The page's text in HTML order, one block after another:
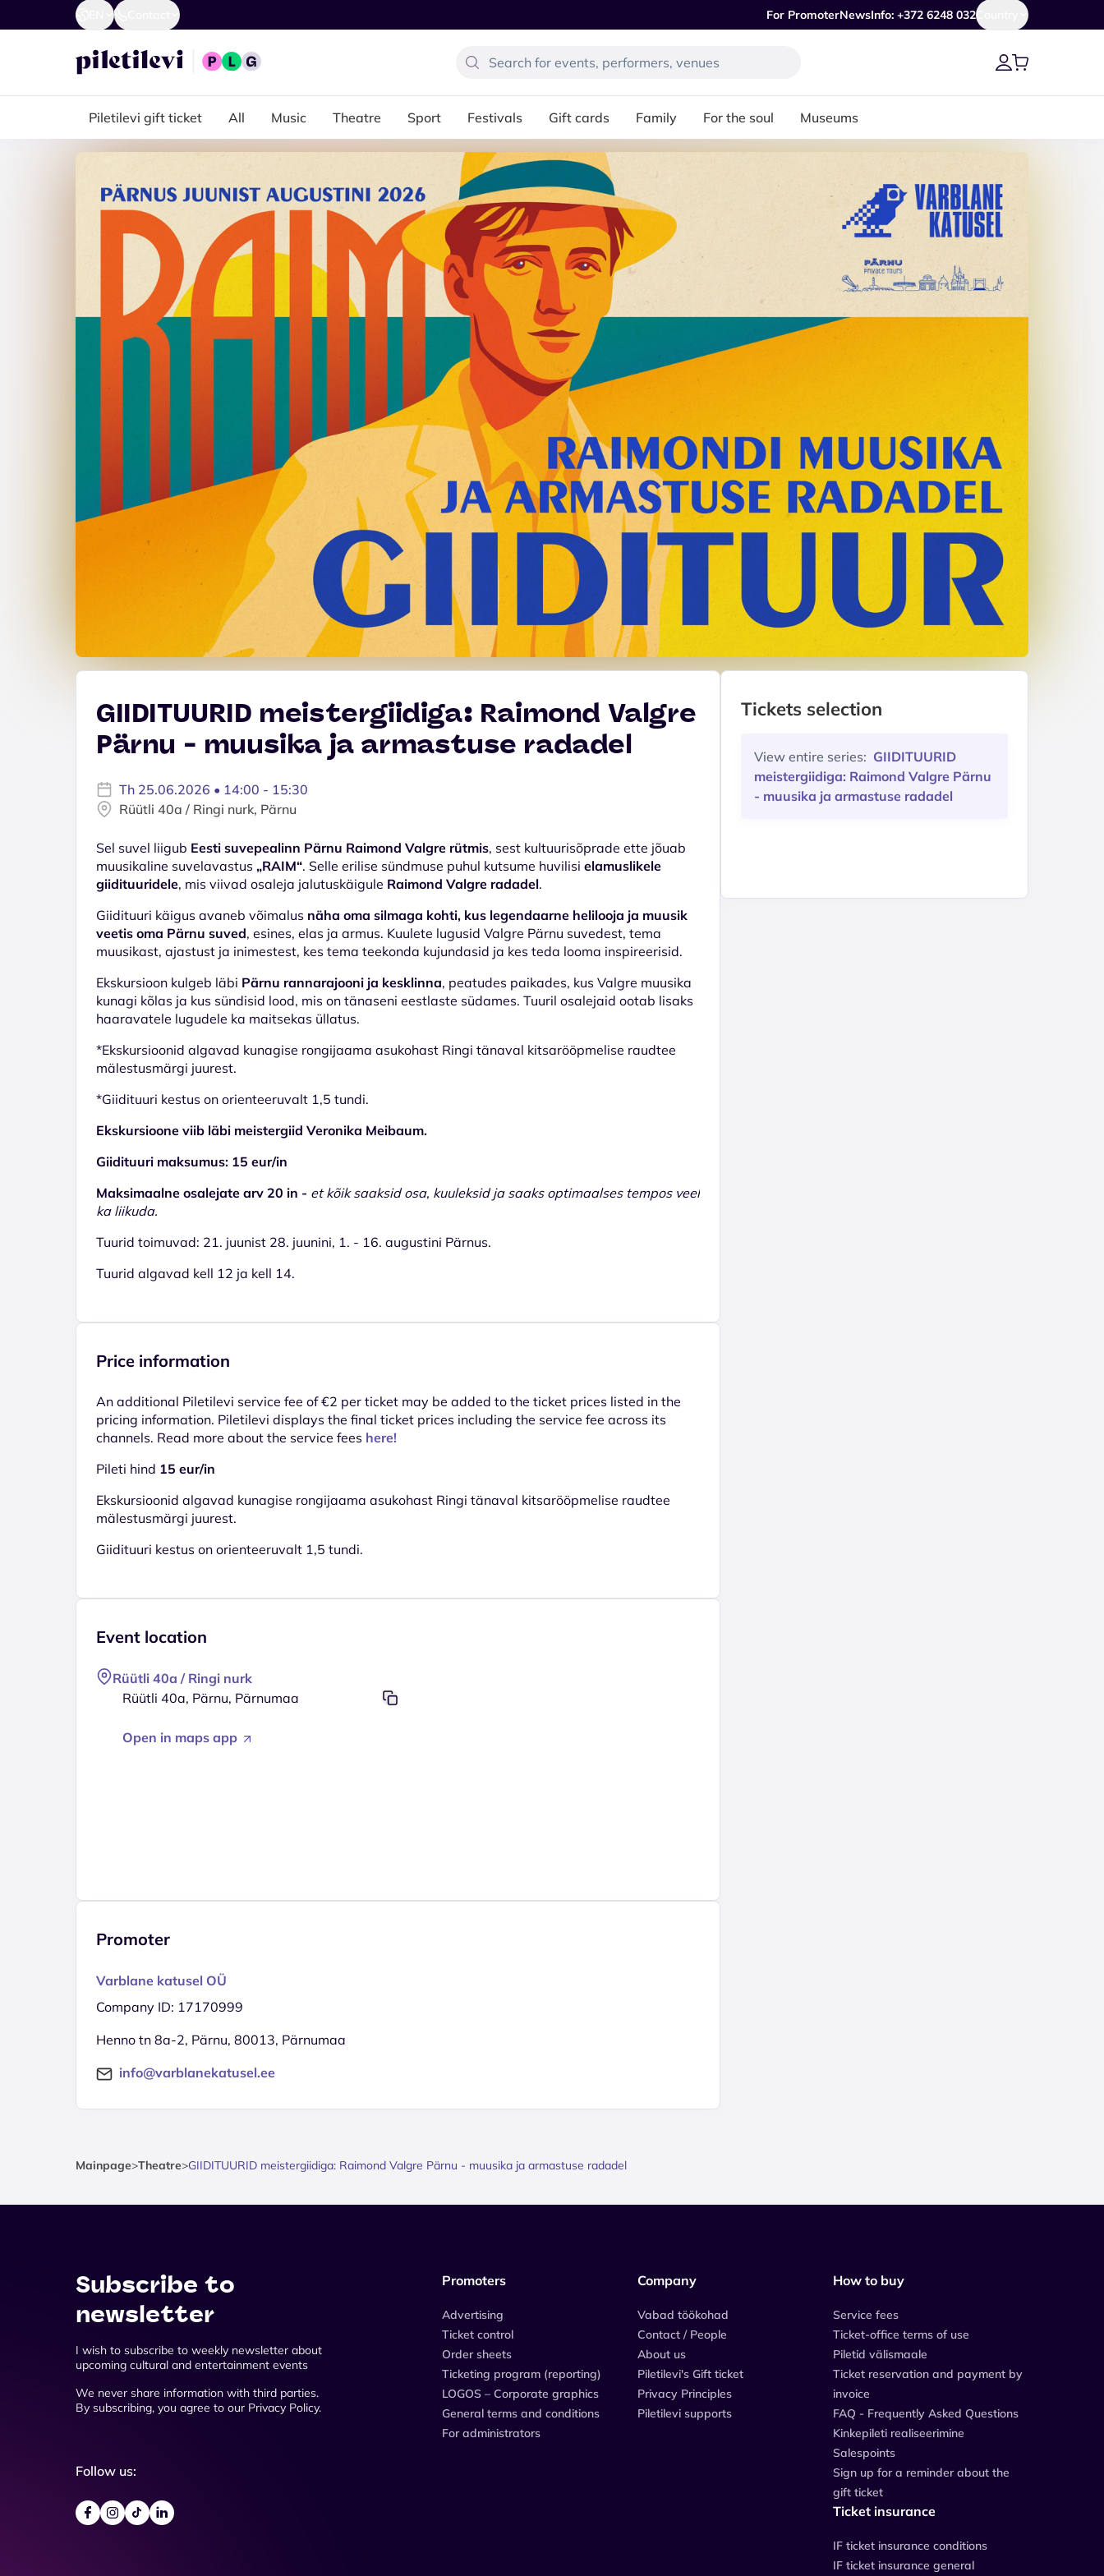
For PromoterNewsInfo: +372 6248 032Country
Piletilevi gift ticket All Music Theatre Sport Festivals Gift cards Family For the soul Museums
GIIDITUURID meistergiidiga: Raimond Valgre
Pärnu - muusika ja armastuse radadel
Th 25.06.2026 • 14:00 - 15:30
Rüütli 40a / Ringi nurk, Pärnu
Sel suvel liigub Eesti suvepealinn Pärnu Raimond Valgre rütmis, sest kultuurisõprade ette jõuab
muusikaline suvelavastus „RAIM“. Selle erilise sündmuse puhul kutsume huvilisi elamuslikele
giidituuridele, mis viivad osaleja jalutuskäigule Raimond Valgre radadel.
Giidituuri käigus avaneb võimalus näha oma silmaga kohti, kus legendaarne helilooja ja muusik
veetis oma Pärnu suved, esines, elas ja armus. Kuulete lugusid Valgre Pärnu suvedest, tema
muusikast, ajastust ja inimestest, kes tema teekonda kujundasid ja kes teda looma inspireerisid.
Ekskursioon kulgeb läbi Pärnu rannarajooni ja kesklinna, peatudes paikades, kus Valgre muusika
kunagi kõlas ja kus sündisid lood, mis on tänaseni eestlaste südames. Tuuril osalejaid ootab lisaks
haaravatele lugudele ka maitsekas üllatus.
*Ekskursioonid algavad kunagise rongijaama asukohast Ringi tänaval kitsarööpmelise raudtee
mälestusmärgi juurest.
*Giidituuri kestus on orienteeruvalt 1,5 tundi.
Ekskursioone viib läbi meistergiid Veronika Meibaum.
Giidituuri maksumus: 15 eur/in
Maksimaalne osalejate arv 20 in - et kõik saaksid osa, kuuleksid ja saaks optimaalses tempos veel
ka liikuda.
Tuurid toimuvad: 21. juunist 28. juunini, 1. - 16. augustini Pärnus.
Tuurid algavad kell 12 ja kell 14.
Price information
An additional Piletilevi service fee of €2 per ticket may be added to the ticket prices listed in the
pricing information. Piletilevi displays the final ticket prices including the service fee across its
channels. Read more about the service fees here!
Pileti hind 15 eur/in
Ekskursioonid algavad kunagise rongijaama asukohast Ringi tänaval kitsarööpmelise raudtee
mälestusmärgi juurest.
Giidituuri kestus on orienteeruvalt 1,5 tundi.
Event location
Rüütli 40a / Ringi nurk
Rüütli 40a, Pärnu, Pärnumaa
Open in maps app
Promoter
Varblane katusel OÜ
Company ID: 17170999
Henno tn 8a-2, Pärnu, 80013, Pärnumaa
info@varblanekatusel.ee
Tickets selection
View entire series: GIIDITUURID
meistergiidiga: Raimond Valgre Pärnu
- muusika ja armastuse radadel
Mainpage>Theatre>GIIDITUURID meistergiidiga: Raimond Valgre Pärnu - muusika ja armastuse radadel
Subscribe to
newsletter
I wish to subscribe to weekly newsletter about
upcoming cultural and entertainment events
We never share information with third parties.
By subscribing, you agree to our Privacy Policy.
Follow us:
Promoters
Advertising
Ticket control
Order sheets
Ticketing program (reporting)
LOGOS – Corporate graphics
General terms and conditions
For administrators
Company
Vabad töökohad
Contact / People
About us
Piletilevi's Gift ticket
Privacy Principles
Piletilevi supports
How to buy
Service fees
Ticket-office terms of use
Piletid välismaale
Ticket reservation and payment by
invoice
FAQ - Frequently Asked Questions
Kinkepileti realiseerimine
Salespoints
Sign up for a reminder about the
gift ticket
Ticket insurance
IF ticket insurance conditions
IF ticket insurance general